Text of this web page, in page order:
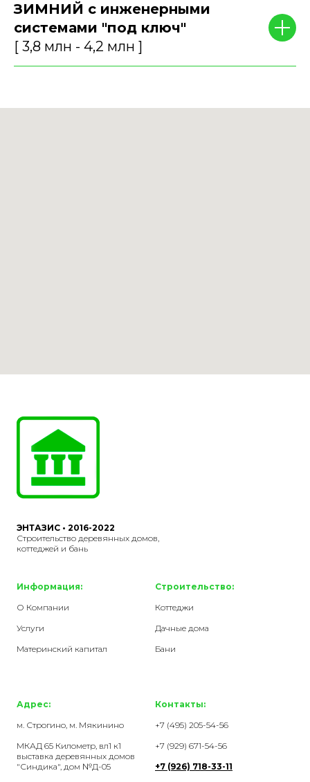
ЗИМНИЙ с инженерными
системами "под ключ"
[ 3,8 млн - 4,2 млн ]
ЭНТАЗИС • 2016-2022
Строительство деревянных домов,
коттеджей и бань
Информация:
О Компании
Услуги
Материнский капитал
Строительство:
Коттеджи
Дачные дома
Бани
Адрес:
м. Строгино, м. Мякинино
МКАД 65 Километр, вл1 к1
выставка деревянных домов
"Синдика", дом №Д-05
Контакты:
+7 (495) 205-54-56
+7 (929) 671-54-56
+7 (926) 718-33-11